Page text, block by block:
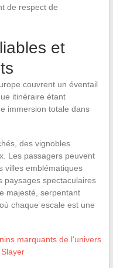
de respect de
et
couvrent un éventail
itinéraire étant
immersion totale dans
des vignobles
Les passagers peuvent
villes emblématiques
paysages spectaculaires
majesté, serpentant
chaque escale est une
marquants de l'univers